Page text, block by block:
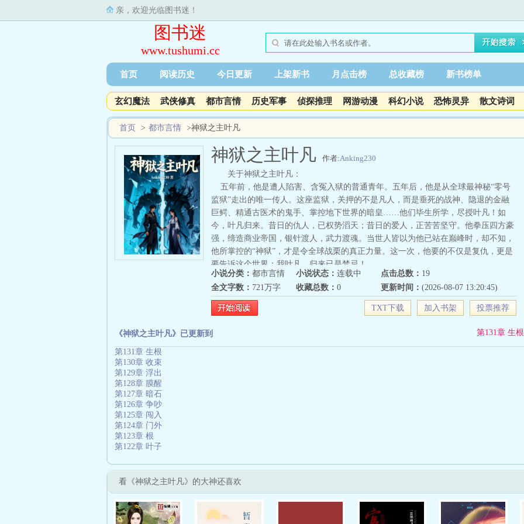
亲，欢迎光临图书迷！
图书迷
www.tushumi.cc
首页 阅读历史 今日更新 上架新书 月点击榜 总收藏榜 新书榜单
玄幻魔法 武侠修真 都市言情 历史军事 侦探推理 网游动漫 科幻小说 恐怖灵异 散文诗词
首页 > 都市言情 >神狱之主叶凡
神狱之主叶凡 作者:Anking230
关于神狱之主叶凡：
五年前，他是遭人陷害、含冤入狱的普通青年。五年后，他是从全球最神秘“零号
监狱”走出的唯一传人。这座监狱，关押的不是凡人，而是垂死的战神、隐退的金融
巨鳄、精通古医术的鬼手、掌控地下世界的暗皇……他们毕生所学，尽授叶凡！如
今，叶凡归来。昔日的仇人，已权势滔天；昔日的爱人，正苦苦坚守。他拳压四方豪
强，缔造商业帝国，银针渡人，武力渡魂。当世人皆以为他已站在巅峰时，却不知，
他所掌控的“神狱”，才是令全球战栗的真正力量。这一次，他要的不仅是复仇，更是
要告诉这个世界：我叶凡，归来已是禁忌！
小说分类： 都市言情 小说状态： 连载中 点击总数： 19
全文字数： 721万字 收藏总数： 0 更新时间： (2026-08-07 13:20:45)
TXT下载 加入书架 投票推荐
《神狱之主叶凡》已更新到 第131章 生根
第131章 生根
第130章 收束
第129章 浮出
第128章 膜醒
第127章 暗石
第126章 争吵
第125章 闯入
第124章 门外
第123章 根
第122章 叶子
看《神狱之主叶凡》的大神还喜欢